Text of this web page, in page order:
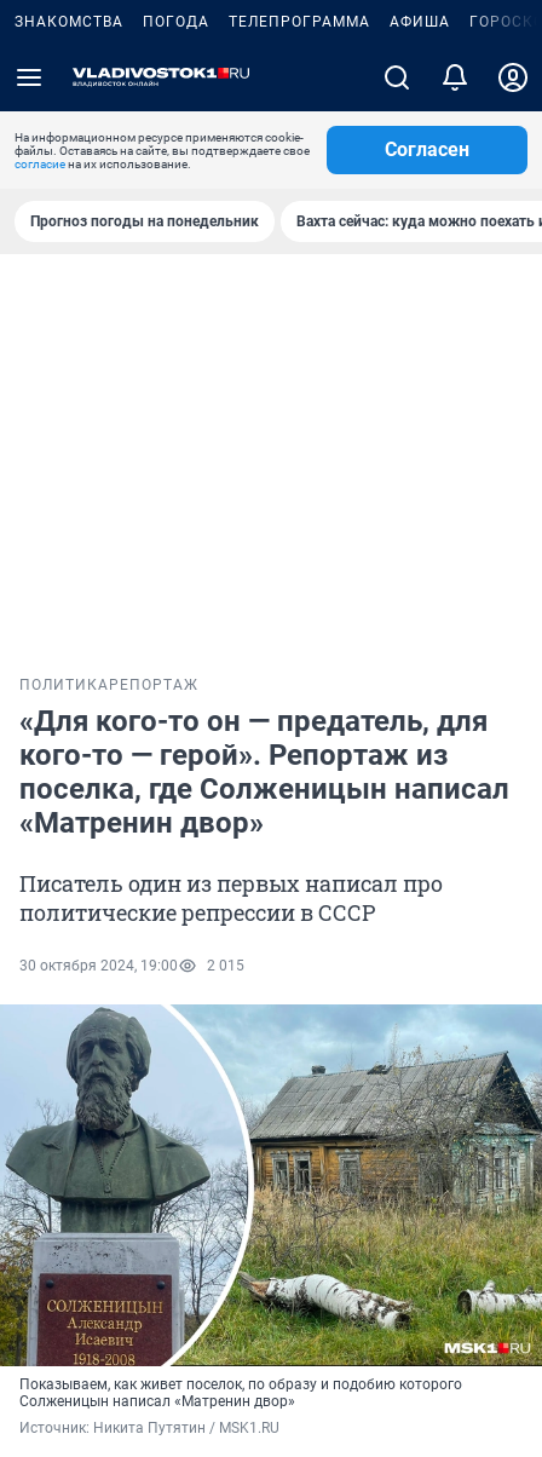
ЗНАКОМСТВА ПОГОДА ТЕЛЕПРОГРАММА АФИША
На информационном ресурсе применяются cookie-
файлы. Оставаясь на сайте, вы подтверждаете свое
согласиена их использование.
Согласен
Прогноз погоды на понедельник Вахта сейчас: куда можно поехать
ПОЛИТИКА РЕПОРТАЖ
«Для кого-то он — предатель, для
кого-то — герой». Репортаж из
поселка, где Солженицын написал
«Матренин двор»
Писатель один из первых написал про
политические репрессии в СССР
30 октября 2024, 19:00 2 015
Показываем, как живет поселок, по образу и подобию которого
Солженицын написал «Матренин двор»
Источник: Никита Путятин / MSK1.RU